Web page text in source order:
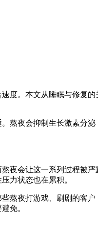
度。本文从睡眠与修复的
熬夜会抑制生长激素分
夜会让这一系列过程被
力状态也在累积。
熬夜打游戏、刷剧的客
免。